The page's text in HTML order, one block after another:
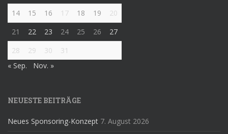
14
15 16 17 18 19
20
21
22 23 24 25 26
27
28
29 30
31
« Sep.
Nov. »
NEUESTE BEITRÄGE
Neues Sponsoring-Konzept 7. August 2026